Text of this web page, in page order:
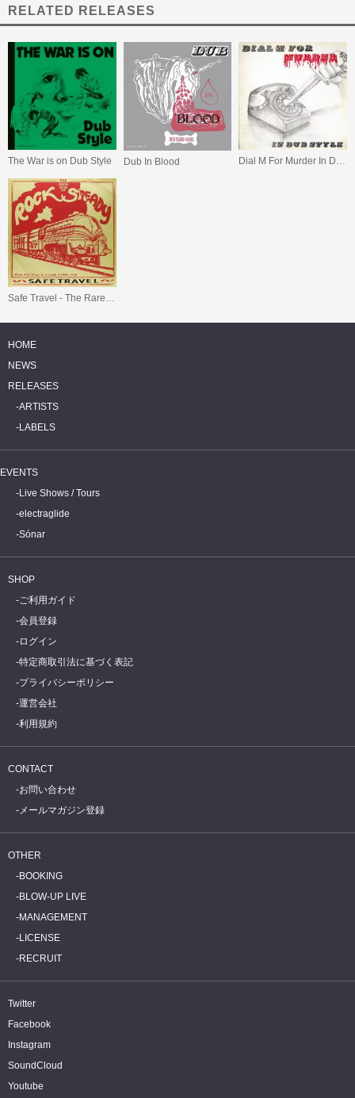
RELATED RELEASES
The War is on Dub Style Dub In Blood
Safe Travel - The Rare Side Of Rock Steady With Phil Pratt And Friends 1966 - 1968
HOME
NEWS
RELEASES
ARTISTS
LABELS
EVENTS
Live Shows / Tours
electraglide
Sónar
SHOP
ご利用ガイド
会員登録
ログイン
特定商取引法に基づく表記
プライバシーポリシー
運営会社
利用規約
CONTACT
お問い合わせ
メールマガジン登録
OTHER
BOOKING
BLOW-UP LIVE
MANAGEMENT
LICENSE
RECRUIT
Twitter
Facebook
Instagram
SoundCloud
Youtube